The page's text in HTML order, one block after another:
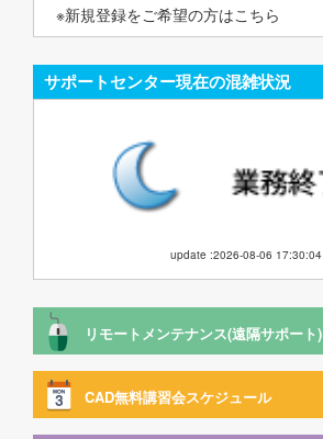
※新規登録をご希望の方はこちら
サポートセンター現在の混雑状況
update :2026-08-06 17:30:04
リモートメンテナンス(遠隔サポート)
CAD無料講習会スケジュール